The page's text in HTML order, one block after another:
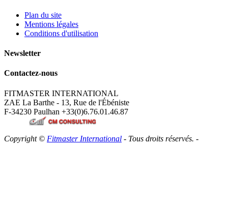
Plan du site
Mentions légales
Conditions d'utilisation
Newsletter
Contactez-nous
FITMASTER INTERNATIONAL
ZAE La Barthe - 13, Rue de l'Ébéniste
F-34230 Paulhan +33(0)6.76.01.46.87
Copyright © Fitmaster International - Tous droits réservés. -